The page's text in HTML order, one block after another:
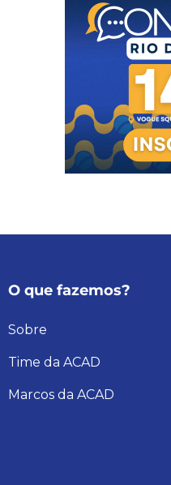
O que fazemos?
Sobre
Time da ACAD
Marcos da ACAD